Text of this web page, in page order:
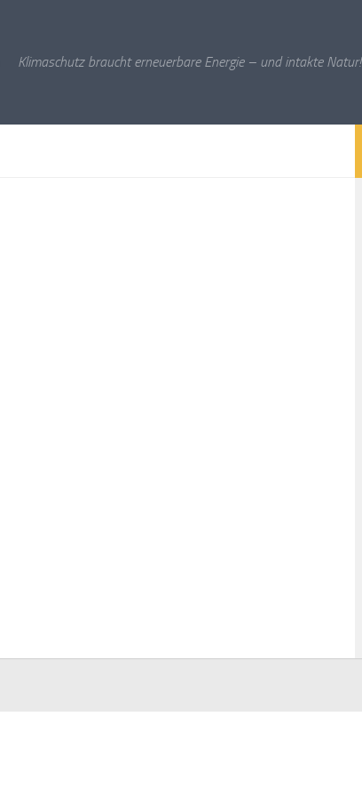
Klimaschutz braucht erneuerbare Energie – und intakte Natur!